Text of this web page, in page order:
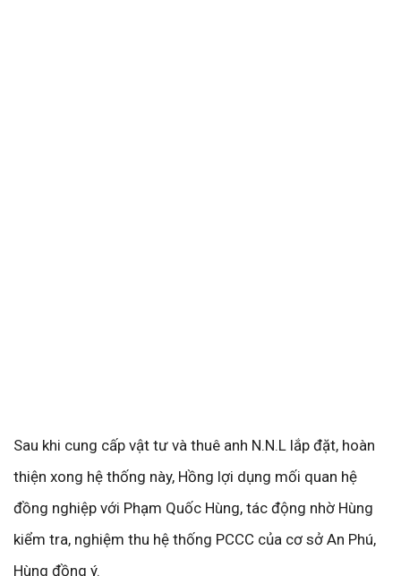
Sau khi cung cấp vật tư và thuê anh N.N.L lắp đặt, hoàn
thiện xong hệ thống này, Hồng lợi dụng mối quan hệ
đồng nghiệp với Phạm Quốc Hùng, tác động nhờ Hùng
kiểm tra, nghiệm thu hệ thống PCCC của cơ sở An Phú,
Hùng đồng ý.